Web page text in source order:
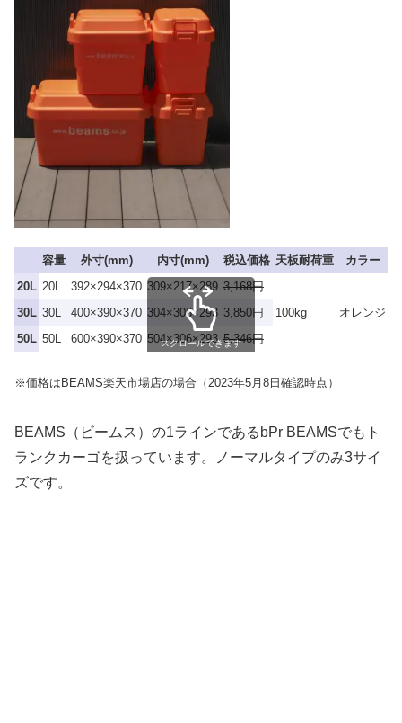
容量 外寸(mm) 内寸(mm) 税込価格 天板耐荷重
カラー
20L 20L 392×294×370 309×217×289 3,168円
100kg
オレンジ
30L 30L 400×390×370 304×306×293 3,850円
50L 50L 600×390×370 504×306×293 5,346円
スクロールできます
※価格はBEAMS楽天市場店の場合（2023年5月8日確認時点）
BEAMS（ビームス）の1ラインであるbPr BEAMSでもト
ランクカーゴを扱っています。ノーマルタイプのみ3サイ
ズです。